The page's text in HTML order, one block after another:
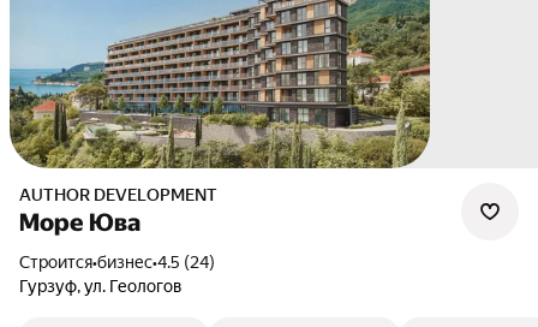
AUTHOR DEVELOPMENT
Море Юва
Строится•бизнес•4.5 (24)
Гурзуф,ул. Геологов